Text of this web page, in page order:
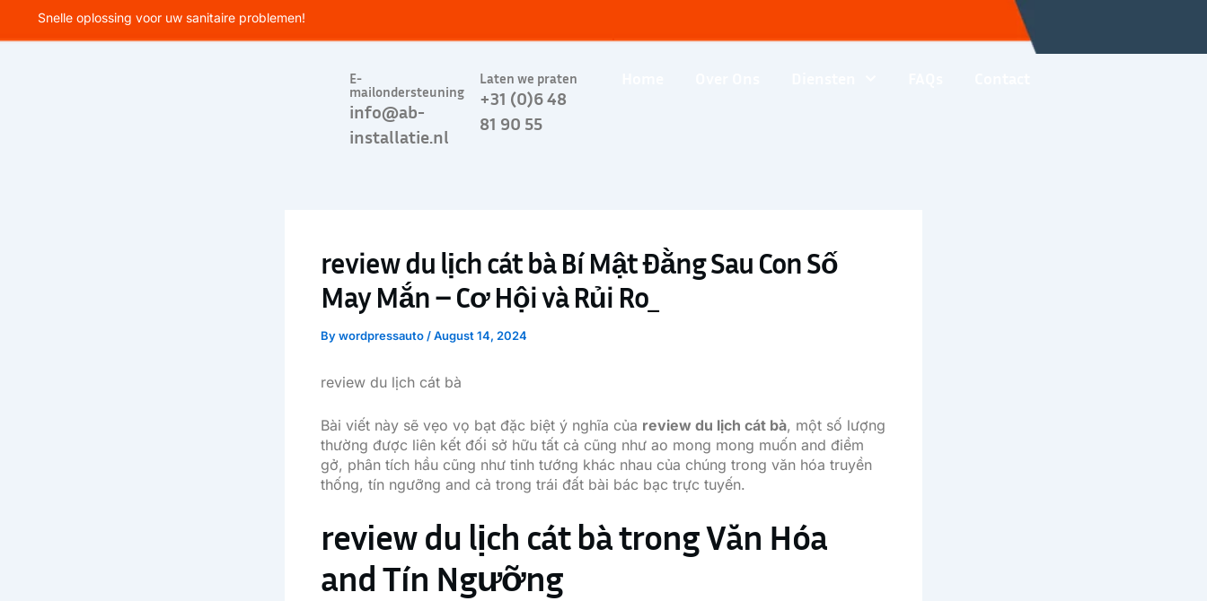
Snelle oplossing voor uw sanitaire problemen!
E-
mailondersteuning
info@ab-
installatie.nl
Laten we praten
+31 (0)6 48
81 90 55
review du lịch cát bà Bí Mật Đằng Sau Con Số
May Mắn – Cơ Hội và Rủi Ro_
Bywordpressauto /August 14, 2024
review du lịch cát bà
Bài viết này sẽ vẹo vọ bạt đặc biệt ý nghĩa của review du lịch cát bà, một số lượng
thường được liên kết đối sở hữu tất cả cũng như ao mong mong muốn and điềm
gở, phân tích hầu cũng như tinh tướng khác nhau của chúng trong văn hóa truyền
thống, tín ngưỡng and cả trong trái đất bài bác bạc trực tuyến.
review du lịch cát bà trong Văn Hóa
and Tín Ngưỡng